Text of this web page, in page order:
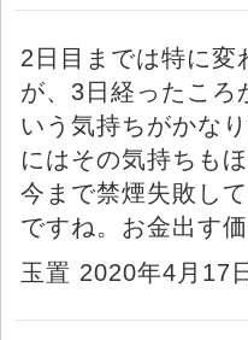
2日目までは特に変
が、3日経ったころ
いう気持ちがかな
にはその気持ちも
今まで禁煙失敗し
ですね。お金出す
玉置 2020年4月17日